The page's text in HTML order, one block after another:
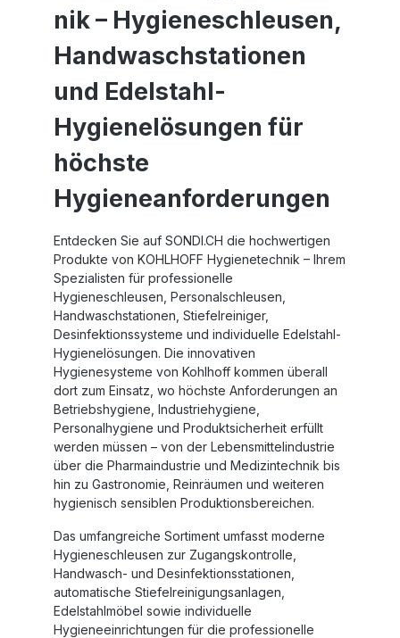
nik – Hygieneschleusen,
Handwaschstationen
und Edelstahl-
Hygienelösungen für
höchste
Hygieneanforderungen
Entdecken Sie auf SONDI.CH die hochwertigen
Produkte von KOHLHOFF Hygienetechnik – Ihrem
Spezialisten für professionelle
Hygieneschleusen Personalschleusen
Handwaschstationen Stiefelreiniger,
Desinfektionssysteme und individuelle Edelstahl-
Hygienelösungen. Die innovativen
Hygienesysteme von Kohlhoff kommen überall
dort zum Einsatz, wo höchste Anforderungen an
Betriebshygiene Industriehygiene
Personalhygiene und Produktsicherheit erfüllt
werden müssen – von der Lebensmittelindustrie
über die Pharmaindustrie und Medizintechnik bis
hin zu Gastronomie, Reinräumen und weiteren
hygienisch sensiblen Produktionsbereichen.
Das umfangreiche Sortiment umfasst moderne
Hygieneschleusen zur Zugangskontrolle,
Handwasch- und Desinfektionsstationen,
automatische Stiefelreinigungsanlagen,
Edelstahlmöbel sowie individuelle
Hygieneeinrichtungen für die professionelle